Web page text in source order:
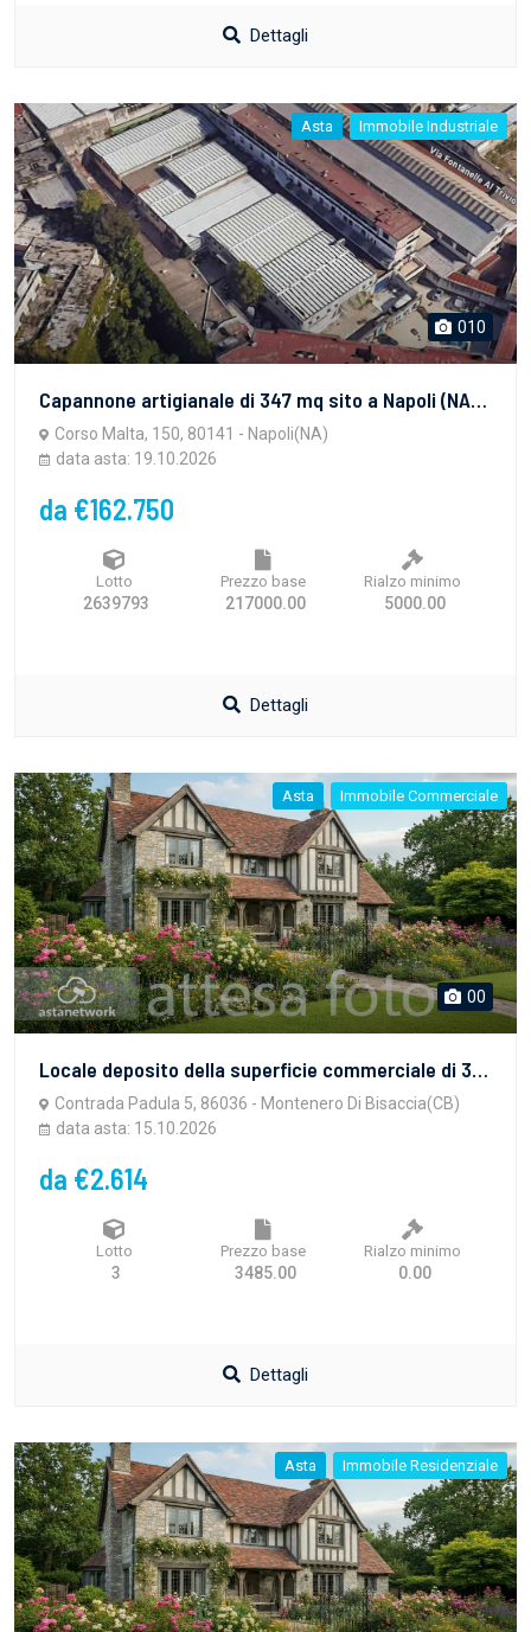
Dettagli
Asta Immobile Industriale
010
Capannone artigianale di 347 mq sito a Napoli (NA), in Corso Malta n.150/C. Per maggiori informazioni visitare il portale www.quimmo.it - Codice annuncio 2639793
Corso Malta, 150, 80141 - Napoli(NA)
data asta: 19.10.2026
da €162.750
Lotto
2639793
Prezzo base
217000.00
Rialzo minimo
5000.00
Dettagli
Asta Immobile Commerciale
00
Locale deposito della superficie commerciale di 36,00 mq.
Contrada Padula 5, 86036 - Montenero Di Bisaccia(CB)
data asta: 15.10.2026
da €2.614
Lotto
3
Prezzo base
3485.00
Rialzo minimo
0.00
Dettagli
Asta Immobile Residenziale